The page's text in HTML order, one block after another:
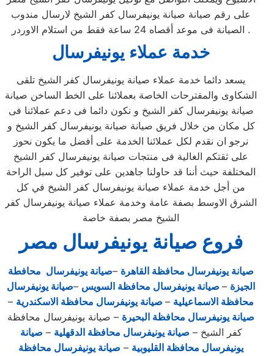
على رقم صيانة صيانة يونيفرسال كفر الشيخ لارسال مندوب
الصيانة فى موعد أقصاه 24 ساعة فقط من استلام الاوردر .
خدمة عملاء يونيفرسال
يسعد دائما خدمة عملاء صيانة يونيفرسال كفر الشيخ تلقى
الشكاوى والمقترحات الخاصة بعملائنا على الخط الساخن صيانة
صيانة يونيفرسال كفر الشيخ و نكون دائما فى دعم عملائنا فى
كل مكان من خلال فريق صيانة صيانة يونيفرسال كفر الشيخ و
نرجو ان نقدم لكل عملائنا الخدمة على أفضل ما يكون نحوز
على ثقتكم الغالية فى منتجات صيانة يونيفرسال كفر الشيخ
المختلفة حيث أننا قد حاولنا جاهدين على توفير كل سبل الراحة
من أجل خدمة عملاء صيانة يونيفرسال كفر الشيخ في كل
الشرق الاوسط بصفة عامة وخدمة عملاء صيانة يونيفرسال كفر
الشيخ مصر بصفة خاصة
فروع صيانة يونيفرسال مصر
صيانة يونيفرسال محافظة القاهرة –صيانة يونيفرسال محافطة
الجيزة – صيانة يونيفرسال محافظة السويس –صيانة يونيفرسال
محافظة الاسماعيلية – صيانة يونيفرسال محافظة الاسكندرية –
صيانة يونيفرسال محافظة البحيرة – صيانة يونيفرسال محافظة
كفر الشيخ – صيانة يونيفرسال محافظة الدقهلية – صيانة
يونيفرسال محافظة القليوبية – صيانة يونيفرسال محافظة